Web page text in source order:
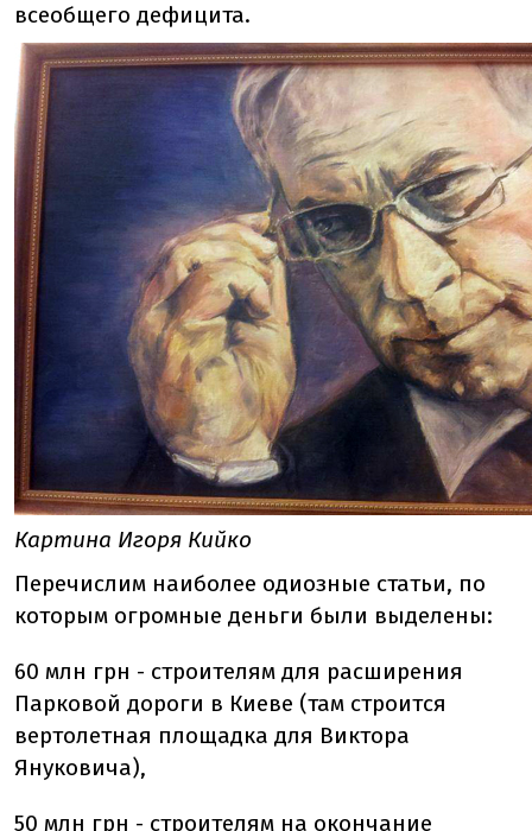
всеобщего дефицита.
Картина Игоря Кийко
Перечислим наиболее одиозные статьи, по
которым огромные деньги были выделены:
60 млн грн - строителям для расширения
Парковой дороги в Киеве (там строится
вертолетная площадка для Виктора
Януковича),
50 млн грн - строителям на окончание